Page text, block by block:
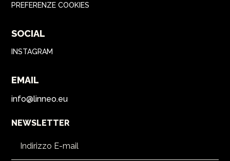
PREFERENZE COOKIES
SOCIAL
INSTAGRAM
EMAIL
info@linneo.eu
NEWSLETTER